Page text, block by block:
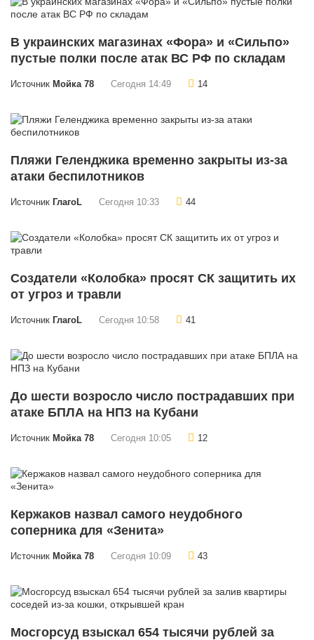
В украинских магазинах «Фора» и «Сильпо»
пустые полки после атак ВС РФ по складам
Источник Мойка 78 Сегодня 14:49 14
Пляжи Геленджика временно закрыты из-за
атаки беспилотников
Источник ГлагоL Сегодня 10:33 44
Создатели «Колобка» просят СК защитить их
от угроз и травли
Источник ГлагоL Сегодня 10:58 41
До шести возросло число пострадавших при
атаке БПЛА на НПЗ на Кубани
Источник Мойка 78 Сегодня 10:05 12
Кержаков назвал самого неудобного
соперника для «Зенита»
Источник Мойка 78 Сегодня 10:09 43
Мосгорсуд взыскал 654 тысячи рублей за